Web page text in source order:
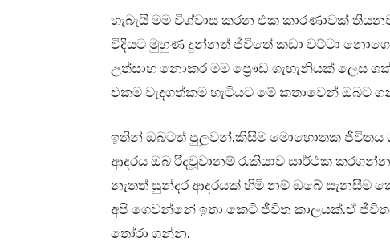
හැබැයි මම විශ්වාස කරන එක කාරණාවක්
විදියට මුහුණ දුන්නත් ජීවිතේ කඩා වට්ටා
උත්සාහ නොකර මම ප්‍රෞඩ ගැහැනියක් ලෙස
එකම වැදගත්කම හැටියට මේ කතාවෙන් ඔබට
ඉතින් ඔබටත් පුලුවන්.කිසිම මොහොතක ජීවිතය
ආදරය ඔබ රිදවූවානම් රැකියාව සාර්ථක
නැතත් සුන්දර ආදරයක් හිමි නම් ඔබේ සැනසීම
අපි ගෙවන්නේ ඉතා කෙටි ජීවිත කාලයක්.ඒ
තෝරා ගන්න.